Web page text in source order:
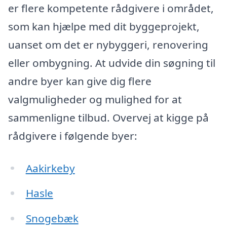
er flere kompetente rådgivere i området,
som kan hjælpe med dit byggeprojekt,
uanset om det er nybyggeri, renovering
eller ombygning. At udvide din søgning til
andre byer kan give dig flere
valgmuligheder og mulighed for at
sammenligne tilbud. Overvej at kigge på
rådgivere i følgende byer:
Aakirkeby
Hasle
Snogebæk